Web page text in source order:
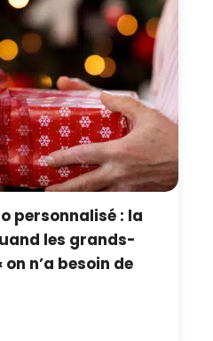
personnalisé : la
les grands-
n’a besoin de